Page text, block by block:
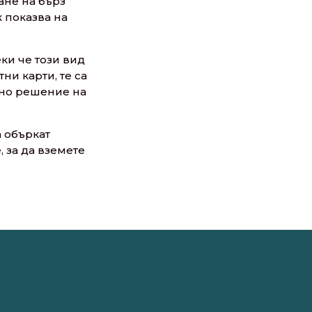
на
че този вид
карти, те са
решение на
объркат
да вземете